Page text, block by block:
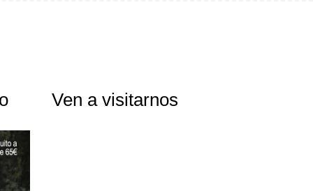
Ven a visitarnos